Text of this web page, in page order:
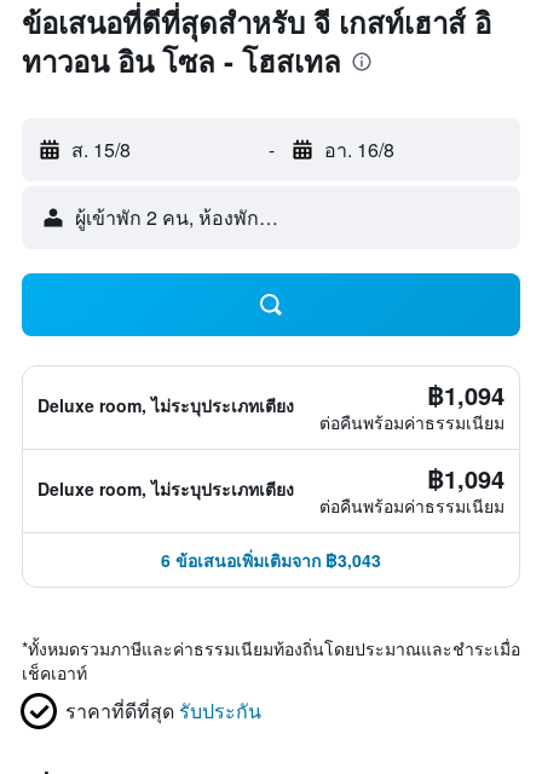
ข้อเสนอที่ดีที่สุดสำหรับ จี เกสท์เฮาส์ อิ
ทาวอน อิน โซล - โฮสเทล
ส. 15/8 - อา. 16/8
ผู้เข้าพัก 2 คน, ห้องพัก 1 ห้อง
Deluxe room, ไม่ระบุประเภทเตียง ฿1,094
ต่อคืนพร้อมค่าธรรมเนียม
Deluxe room, ไม่ระบุประเภทเตียง ฿1,094
ต่อคืนพร้อมค่าธรรมเนียม
6 ข้อเสนอเพิ่มเติมจาก ฿3,043
*ทั้งหมดรวมภาษีและค่าธรรมเนียมท้องถิ่นโดยประมาณและชำระเมื่อ
เช็คเอาท์
ราคาที่ดีที่สุด รับประกัน